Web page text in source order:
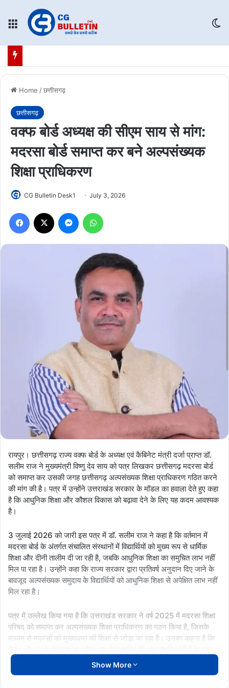
Menu
Home /छत्तीसगढ़
छत्तीसगढ़
वक्फ बोर्ड अध्यक्ष की सीएम साय से मांग:
मदरसा बोर्ड समाप्त कर बने अल्पसंख्यक
शिक्षा प्राधिकरण
CG Bulletin Desk1 July 3, 2026
Facebook Messenger
रायपुर। छत्तीसगढ़ राज्य वक्फ बोर्ड के अध्यक्ष एवं कैबिनेट मंत्री दर्जा प्राप्त डॉ.
सलीम राज ने मुख्यमंत्री विष्णु देव साय को पत्र लिखकर छत्तीसगढ़ मदरसा बोर्ड
को समाप्त कर उसकी जगह छत्तीसगढ़ अल्पसंख्यक शिक्षा प्राधिकरण गठित करने
की मांग की है। पत्र में उन्होंने उत्तराखंड सरकार के मॉडल का हवाला देते हुए कहा
है कि आधुनिक शिक्षा और कौशल विकास को बढ़ावा देने के लिए यह कदम आवश्यक
है।
3 जुलाई 2026 को जारी इस पत्र में डॉ. सलीम राज ने कहा है कि वर्तमान में
मदरसा बोर्ड के अंतर्गत संचालित संस्थानों में विद्यार्थियों को मुख्य रूप से धार्मिक
शिक्षा और दीनी तालीम दी जा रही है, जबकि आधुनिक शिक्षा का समुचित लाभ नहीं
मिल पा रहा है। उन्होंने कहा कि राज्य सरकार द्वारा प्रतिवर्ष अनुदान दिए जाने के
बावजूद अल्पसंख्यक समुदाय के विद्यार्थियों को आधुनिक शिक्षा से अपेक्षित लाभ नहीं
मिल रहा है।
पत्र में उल्लेख किया गया है कि उत्तराखंड सरकार ने वर्ष 2025 में मदरसा शिक्षा
परिषद को समाप्त कर अल्पसंख्यक शिक्षा प्राधिकरण का गठन किया है, जिसके
माध्यम से मदरसों को मुख्यधारा की शिक्षा से जोड़ा जा रहा है। उनका कहना है कि
हाथ में कुरान और दूसरे हाथ में कंप्यूटर हो, ताकि वे डॉक्टर, इंजीनियर, वैज्ञानिक
और अन्य क्षेत्रों में भी आगे बढ़ सकें।
Show More